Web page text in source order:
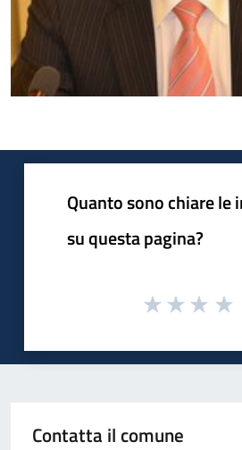
Quanto sono chiare le
su questa pagina?
Contatta il comune